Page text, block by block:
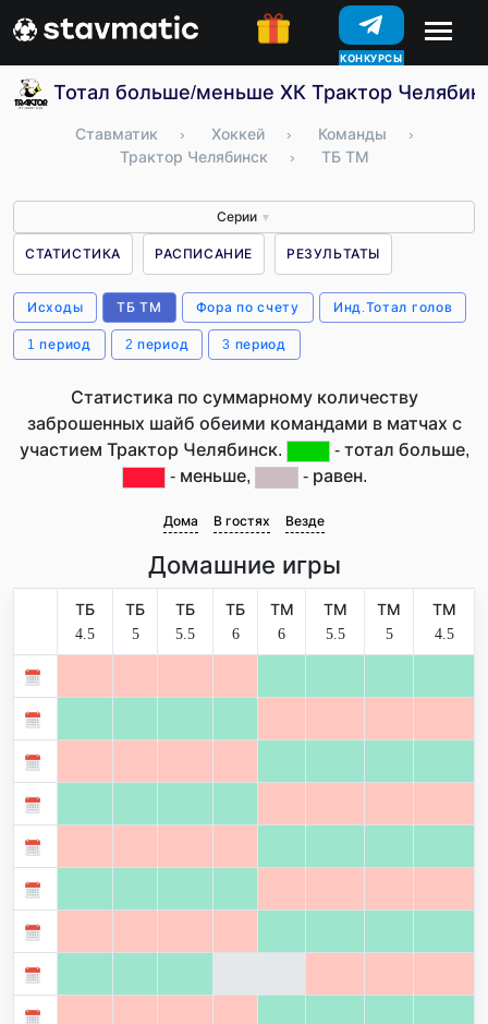
КОНКУРСЫ
Тотал больше/меньше ХК Трактор
Ставматик › Хоккей › Команды
›
Трактор Челябинск
› ТБ ТМ
Серии ▼
СТАТИСТИКА РАСПИСАНИЕ РЕЗУЛЬТАТЫ
Исходы ТБ ТМ Фора по счету Инд.Тотал голов
1 период 2 период 3 период
Статистика по суммарному количеству
заброшенных шайб обеими командами в матчах с
участием Трактор Челябинск.
- тотал больше,
- меньше,
- равен.
Дома В гостях Везде
Домашние игры
ТБ
4.5
ТБ
5
ТБ
5.5
ТБ
6
ТМ
6
ТМ
5.5
ТМ
5
ТМ
4.5